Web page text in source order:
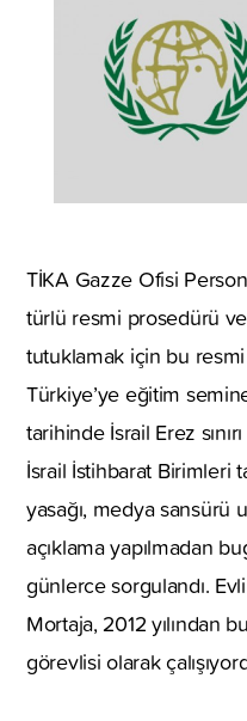
TİKA Gazze Ofisi
türlü resmi prosedürü
tutuklamak için bu
Türkiye’ye eğitim
tarihinde İsrail Erez
İsrail İstihbarat Birimleri
yasağı, medya sansürü
açıklama yapılmadan
günlerce sorgulandı.
Mortaja, 2012 yılından
görevlisi olarak